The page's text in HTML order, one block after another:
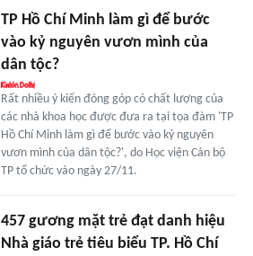
TP Hồ Chí Minh làm gì để bước
vào kỷ nguyên vươn mình của
dân tộc?
Rất nhiều ý kiến đóng góp có chất lượng của
các nhà khoa học được đưa ra tại tọa đàm 'TP
Hồ Chí Minh làm gì để bước vào kỷ nguyên
vươn mình của dân tộc?', do Học viện Cán bộ
TP tổ chức vào ngày 27/11.
457 gương mặt trẻ đạt danh hiệu
Nhà giáo trẻ tiêu biểu TP. Hồ Chí